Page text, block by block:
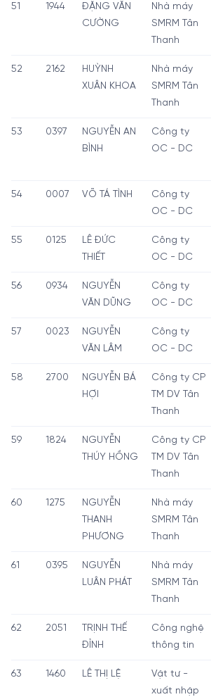
51 1944
ĐẶNG VĂN
CƯỜNG
Nhà máy
SMRM Tân
Thanh
52 2162
HUỲNH
XUÂN KHOA
Nhà máy
SMRM Tân
Thanh
53 0397
NGUYỄN AN
BÌNH
Công ty
OC - DC
54 0007 VÕ TÁ TÌNH
Công ty
OC - DC
55 0125
LÊ ĐỨC
THIẾT
Công ty
OC - DC
56 0934
NGUYỄN
VĂN DŨNG
Công ty
OC - DC
57 0023
NGUYỄN
VĂN LÂM
Công ty
OC - DC
58 2700
NGUYỄN BÁ
HỢI
Công ty CP
TM DV Tân
Thanh
59 1824
NGUYỄN
THÚY HỒNG
Công ty CP
TM DV Tân
Thanh
60 1275
NGUYỄN
THANH
PHƯƠNG
Nhà máy
SMRM Tân
Thanh
61 0395
NGUYỄN
LUÂN PHÁT
Nhà máy
SMRM Tân
Thanh
62 2051
TRỊNH THẾ
ĐỈNH
Công nghệ
thông tin
63 1460 LÊ THỊ LỆ
Vật tư -
xuất nhập